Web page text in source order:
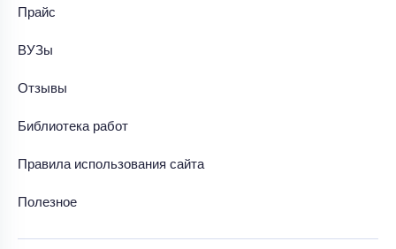
Прайс
ВУЗы
Отзывы
Библиотека работ
Правила использования сайта
Полезное